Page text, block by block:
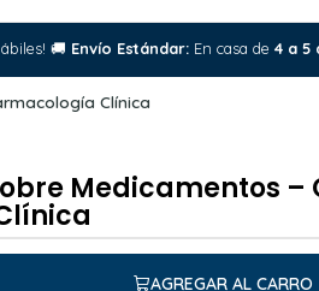
🚚 Envío Estándar: En casa de 4 a 5
Clínica
Medicamentos –
AGREGAR AL CARRO